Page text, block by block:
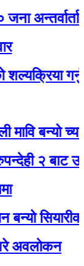
गर्नुपर्ने
च्याम्पियन
बाट उम्मेद्वार
घुम्ती